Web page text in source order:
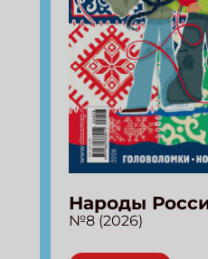
Народы
№8 (2026)